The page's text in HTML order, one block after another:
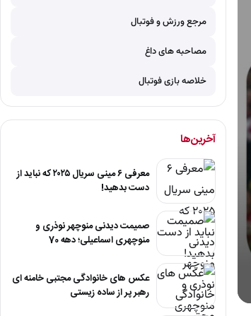
مرجع ورزش و فوتبال
مصاحبه های داغ
خلاصه بازی فوتبال
آخرین‌ها
معرفی ۶ مینی سریال ۲۰۲۵ که نباید از
دست بدهید!
صمیمت دیدنی منوچهر نوذری و
منوچهری اسماعیلی؛ دهه 70
عکس های خانوادگی مجتبی خامنه ای
رهبر پر از ساده زیستی